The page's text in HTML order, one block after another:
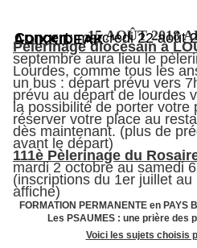
15 AOÛT 2018
Concert: mercredi 22 août
ADIXKIDEAK
Pèlerinage diocésain à
septembre aura lieu le
Lourdes, comme tous les
un bus : départ prévu vers
prévu au départ de lourdes
la possibilité de porter votre
réserver votre place au
dès maintenant. (plus de
avant le départ)
111è Pèlerinage du
mardi 2 octobre au samedi
(inscriptions du 1er juillet
affiche)
FORMATION PERMANENTE en PAYS
Les PSAUMES : une prière des
Voici les sujets choisis